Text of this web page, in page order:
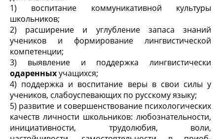
1) воспитание коммуникативной культуры
школьников;
2) расширение и углубление запаса знаний
учеников и фор­мирование лингвистической
компетенции;
3) выявление и поддержка лингвистически
одаренныхуча­щихся;
4) поддержка и воспитание веры в свои силы у
учеников, сла­боуспевающих по русскому языку;
5) развитие и совершенствование психологических
качеств личности школьников: любознательности,
инициативности, трудолюбия, воли,